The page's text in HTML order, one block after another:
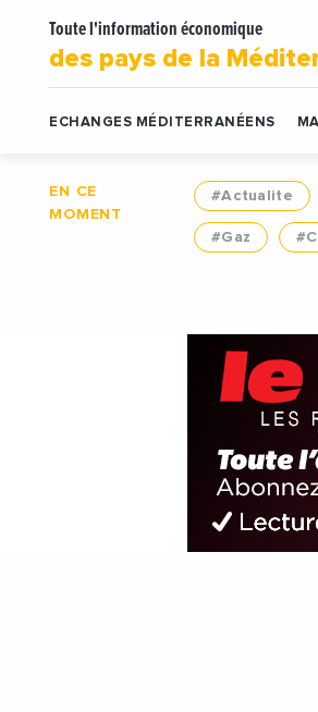
Toute l'information économique
des pays de la
ECHANGES MÉDITERRANÉENS
EN CE
MOMENT
#Actualite
#Gaz